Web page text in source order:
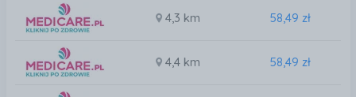
4,3 km 58,49 zł
4,4 km 58,49 zł